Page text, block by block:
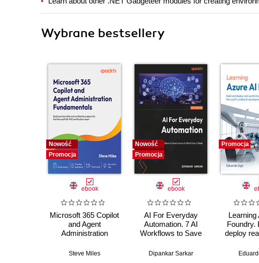
Wybrane bestsellery
Nowość
Promocja
ebook
Microsoft 365 Copilot
and Agent
Administration
practical skills and
Steve Miles
Nowość
Promocja
ebook
AI For Everyday
Automation. 7 AI
Workflows to Save
Week
Dipankar Sarkar
Promocja
Learning
Foundry.
deploy